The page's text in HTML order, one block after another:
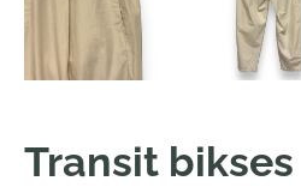
Transit bikses